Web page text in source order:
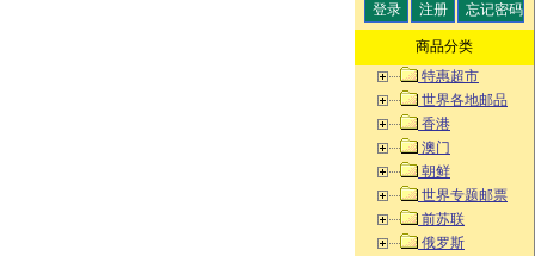
商品分类
特惠超市
世界各地邮品
香港
澳门
朝鲜
世界专题邮票
前苏联
俄罗斯